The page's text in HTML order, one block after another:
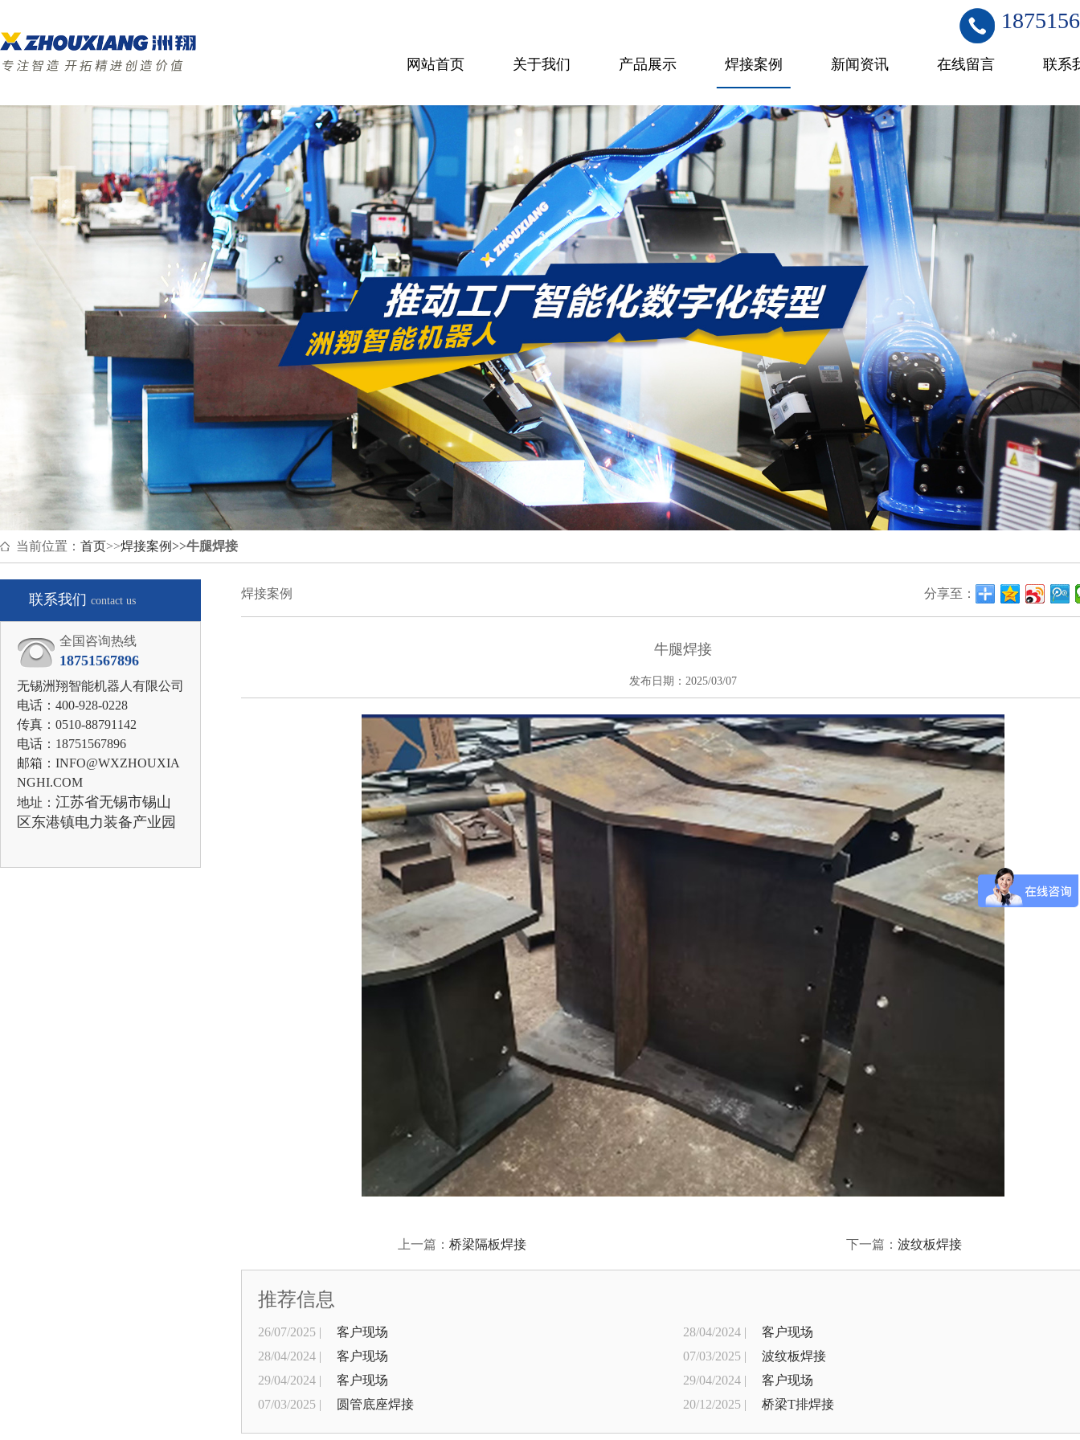
网站首页 关于我们 产品展示 焊接案例 新闻资讯 在线留言 联系
当前位置： 首页>>焊接案例>>牛腿焊接
联系我们 contact us
全国咨询热线
18751567896
无锡洲翔智能机器人有限公司
电话：400-928-0228
传真：0510-88791142
电话：18751567896
邮箱：INFO@WXZHOUXIA
NGHI.COM
地址： 江苏省无锡市锡山
区东港镇电力装备产业园
焊接案例 分享至：
牛腿焊接
发布日期：2025/03/07
上一篇： 桥梁隔板焊接 下一篇： 波纹板焊接
推荐信息
26/07/2025 | 客户现场 28/04/2024 |
客户现场
28/04/2024 |
客户现场 07/03/2025 |
波纹板焊接
29/04/2024 |
客户现场 29/04/2024 |
客户现场
07/03/2025 |
圆管底座焊接 20/12/2025 | 桥梁T排焊接